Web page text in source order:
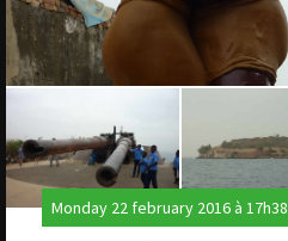
Monday 22 february 2016 à 17h38